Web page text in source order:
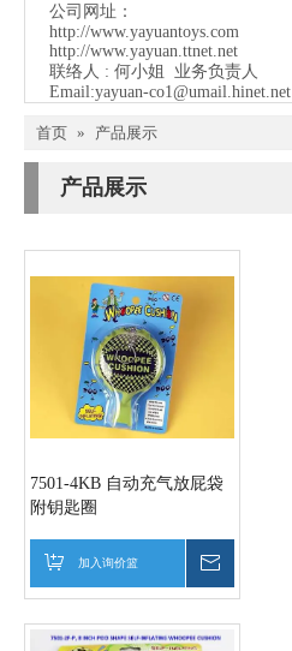
公司网址：
http://www.yayuantoys.com
http://www.yayuan.ttnet.net
联络人 : 何小姐 业务负责人
Email:yayuan-co1@umail.hinet.net
首页 » 产品展示
产品展示
7501-4KB 自动充气放屁袋
附钥匙圈
加入询价篮